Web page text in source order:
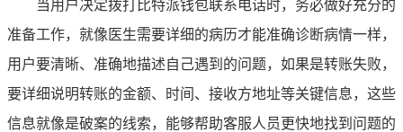
当用户决定拨打比特派钱包联系电话时，务必做好充分的
准备工作，就像医生需要详细的病历才能准确诊断病情一样，
用户要清晰、准确地描述自己遇到的问题，如果是转账失败，
要详细说明转账的金额、时间、接收方地址等关键信息，这些
信息就像是破案的线索，能够帮助客服人员更快地找到问题的